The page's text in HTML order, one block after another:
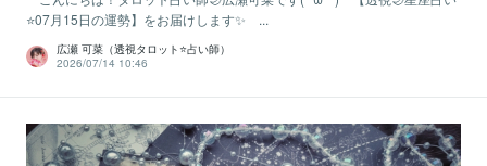
⭐07月15日の運勢】をお届けします✨ ...
広瀬 可菜（透視タロット⭐占い師）
2026/07/14 10:46